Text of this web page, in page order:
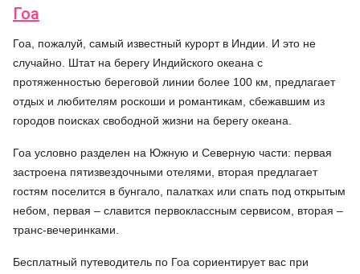
Гоа
Гоа, пожалуй, самый известный курорт в Индии. И это не
случайно. Штат на берегу Индийского океана с
протяженностью береговой линии более 100 км, предлагает
отдых и любителям роскоши и романтикам, сбежавшим из
городов поисках свободной жизни на берегу океана.
Гоа условно разделен на Южную и Северную части: первая
застроена пятизвездочными отелями, вторая предлагает
гостям поселится в бунгало, палатках или спать под открытым
небом, первая – славится первоклассным сервисом, вторая –
транс-вечеринками.
Бесплатный путеводитель по Гоа сориентирует вас при